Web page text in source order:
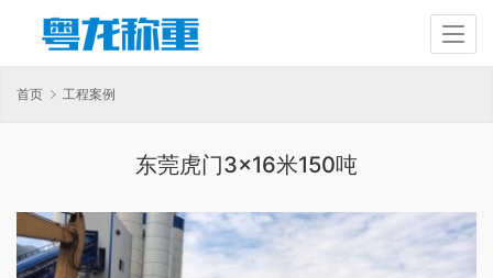
首页 工程案例
东莞虎门3×16米150吨